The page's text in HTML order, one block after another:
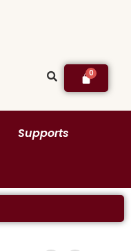
Supports